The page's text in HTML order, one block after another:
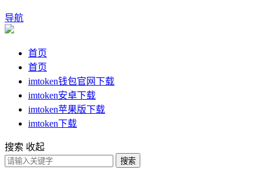
导航
首页
首页
imtoken钱包官网下载
imtoken安卓下载
imtoken苹果版下载
imtoken下载
搜索 收起
搜索